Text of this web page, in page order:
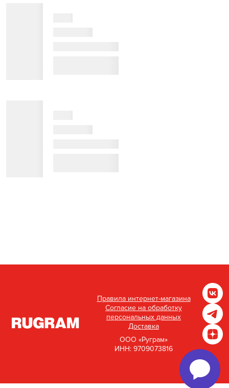
Правила интернет-магазина
Согласие на обработку
персональных данных
Доставка
ООО «Руграм»
ИНН: 9709073816